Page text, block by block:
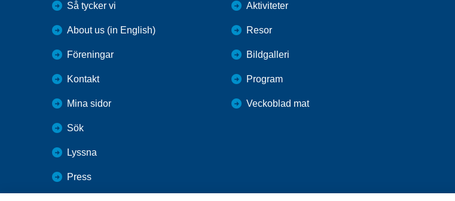
Så tycker vi
About us (in English)
Föreningar
Kontakt
Mina sidor
Sök
Lyssna
Press
Aktiviteter
Resor
Bildgalleri
Program
Veckoblad mat